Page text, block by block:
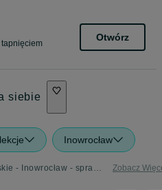
Otwórz
siebie
Inowrocław
Antyki i przedmioty kolekcjonerskie - Inowrocław - sprawdź ogłoszenia w Twojej okolicy Zobacz